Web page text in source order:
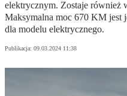
elektrycznym. Zostaje również
Maksymalna moc 670 KM jest
dla modelu elektrycznego.
Publikacja: 09.03.2024 11:38